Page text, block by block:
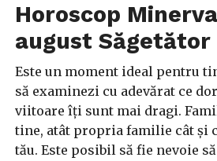
Horoscop
august
Este un moment ideal pentru
să examinezi cu adevărat ce
viitoare îți sunt mai dragi.
tine, atât propria familie cât și
tău. Este posibil să fie nevoie